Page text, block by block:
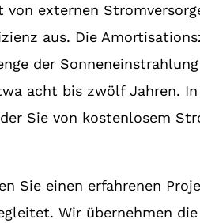
von externen
aus. Die
der
acht bis zwölf Jahren.
Sie von kostenlosem
Sie einen erfahrenen
Wir übernehmen die